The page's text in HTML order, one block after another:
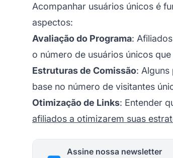
Acompanhar usuários únicos é
aspectos:
Avaliação do Programa:
o número de usuários únicos
Estruturas de Comissão:
base no número de visitantes
Otimização de Links: Entender
afiliados a otimizarem suas
Assine nossa newsletter